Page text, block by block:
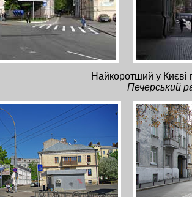
Найкоротший у
Печерський